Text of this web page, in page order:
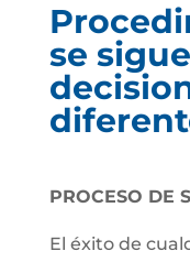
se
PROCESO DE
El éxito de